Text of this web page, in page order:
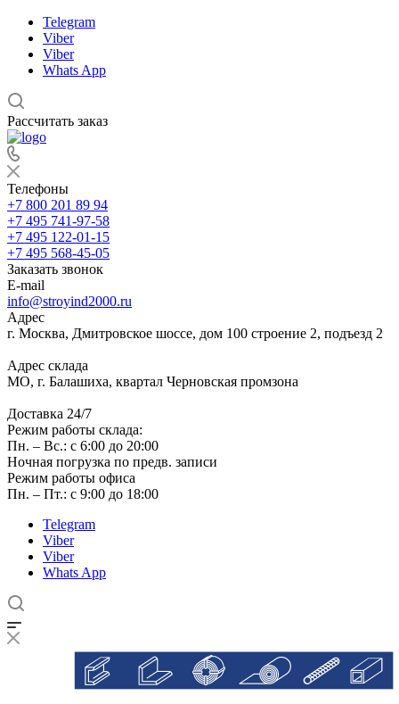
Telegram
Viber
Viber
Whats App
Рассчитать заказ
Телефоны
+7 800 201 89 94
+7 495 741-97-58
+7 495 122-01-15
+7 495 568-45-05
Заказать звонок
E-mail
info@stroyind2000.ru
Адрес
г. Москва, Дмитровское шоссе, дом 100 строение 2, подъезд 2
Адрес склада
МО, г. Балашиха, квартал Черновская промзона
Доставка 24/7
Режим работы склада:
Пн. – Вс.: с 6:00 до 20:00
Ночная погрузка по предв. записи
Режим работы офиса
Пн. – Пт.: с 9:00 до 18:00
Telegram
Viber
Viber
Whats App